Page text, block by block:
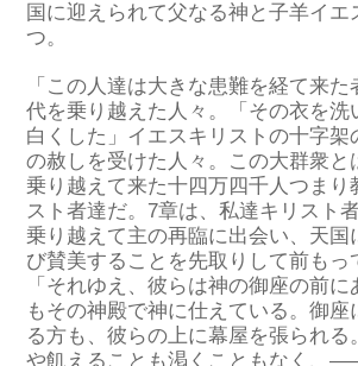
国に迎えられて父なる神と子羊イエ
つ。
「この人達は大きな患難を経て来た
代を乗り越えた 人々 。
「その衣を
白くした」 イエスキリストの十字架
の赦しを受けた 人々 。 この大群衆と
乗り越えて来た十四万四千人 つま り
スト者達だ。7章は、私達キリスト
乗り越えて主の再臨に出会い、天国
び賛美することを先取りして前もっ
「それゆえ、彼らは神の御座の前
もその神殿で神に仕えている。御座
る方も、彼らの上に幕屋を張られる
や飢えることも渇くこともなく
、